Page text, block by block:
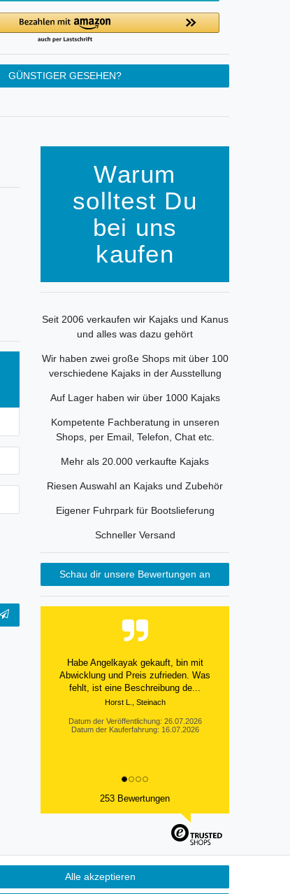
GÜNSTIGER GESEHEN?
Warum
solltest Du
bei uns
kaufen
Seit 2006 verkaufen wir Kajaks und Kanus
und alles was dazu gehört
Wir haben zwei große Shops mit über 100
verschiedene Kajaks in der Ausstellung
Auf Lager haben wir über 1000 Kajaks
Kompetente Fachberatung in unseren
Shops, per Email, Telefon, Chat etc.
Mehr als 20.000 verkaufte Kajaks
Riesen Auswahl an Kajaks und Zubehör
Eigener Fuhrpark für Bootslieferung
Schneller Versand
Schau dir unsere Bewertungen an
Habe Angelkayak gekauft, bin mit
Abwicklung und Preis zufrieden. Was
fehlt, ist eine Beschreibung de...
Horst L., Steinach
Datum der Veröffentlichung: 26.07.2026
Datum der Kauferfahrung: 16.07.2026
253 Bewertungen
Alle akzeptieren